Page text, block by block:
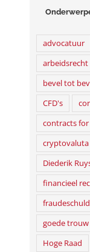
advocatuur
arbeidsrecht
bevel tot
CFD's
contracts
cryptovaluta
Diederik
financieel
fraudeschuld
goede trouw
Hoge Raad